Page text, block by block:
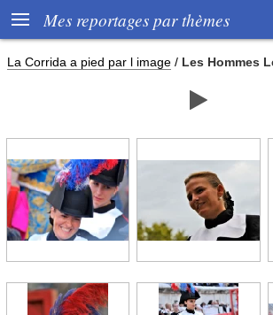
 Mes reportages par thèmes
La Corrida a pied par l image / Les Hommes
